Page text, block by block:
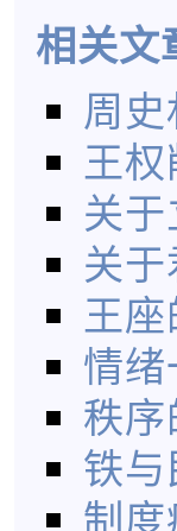
相关文
周
王
关
关
王
情
秩
铁
制